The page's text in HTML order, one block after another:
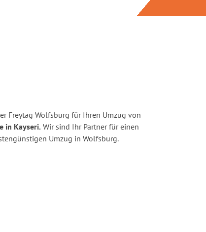
Freytag Wolfsburg für Ihren Umzug von
in Kayseri. Wir sind Ihr Partner für einen
Umzug in Wolfsburg.